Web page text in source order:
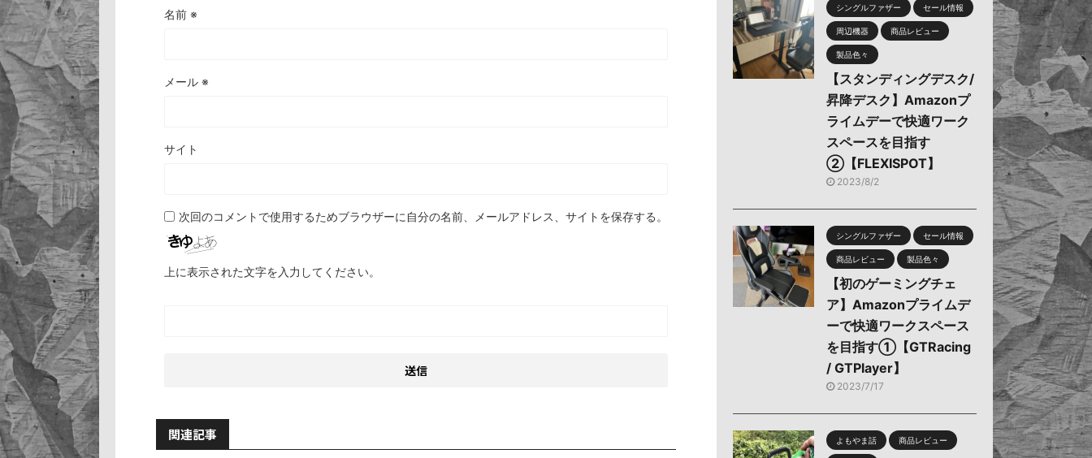
名前 ※
メール ※
サイト
次回のコメントで使用するためブラウザーに自分の名前、メールアドレス、サイトを保存する。
上に表示された文字を入力してください。
関連記事
シングルファザー セール情報
周辺機器 商品レビュー
製品色々
【スタンディングデスク/
昇降デスク】Amazonプ
ライムデーで快適ワーク
スペースを目指す
②【FLEXISPOT】
2023/8/2
シングルファザー セール情報
商品レビュー 製品色々
【初のゲーミングチェ
ア】Amazonプライムデ
ーで快適ワークスペース
を目指す①【GTRacing
/ GTPlayer】
2023/7/17
よもやま話 商品レビュー